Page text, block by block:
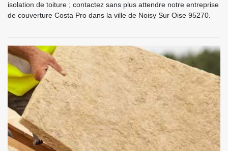
isolation de toiture ; contactez sans plus attendre notre entreprise
de couverture Costa Pro dans la ville de Noisy Sur Oise 95270.